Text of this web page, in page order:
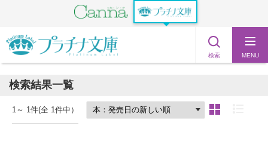
検索 MENU
検索結果一覧
1～ 1件(全 1件中）